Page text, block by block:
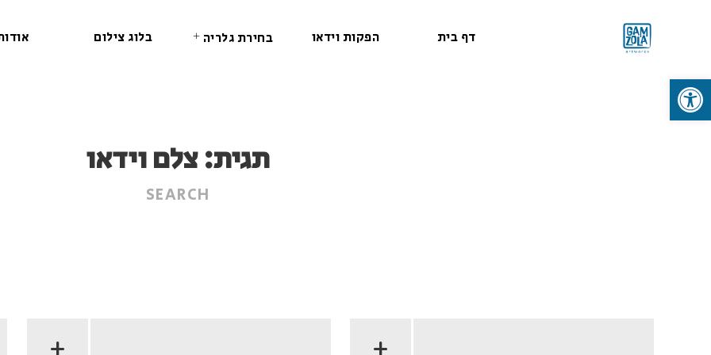
פתח סרגל נגישות
דף בית הפקות וידאו בחירת גלריה בלוג צילום
תגית:צלם וידאו